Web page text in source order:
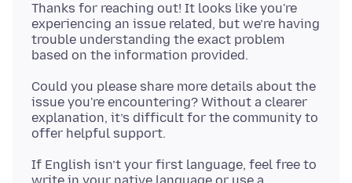
Thanks for reaching out! It looks like you're
experiencing an issue related, but we’re having
trouble understanding the exact problem
Could you please share more details about the
issue you're encountering? Without a clearer
explanation, it’s difficult for the community to
If English isn’t your first language, feel free to